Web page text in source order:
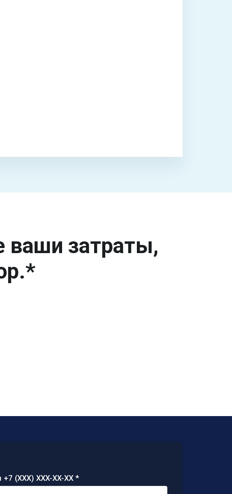
ваши затраты,
(XXX) XXX-XX-XX *